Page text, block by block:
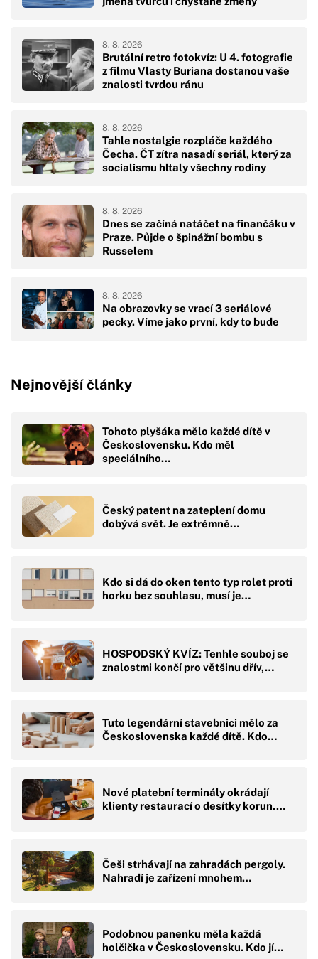
Brutální retro fotokvíz: U 4. fotografie
z filmu Vlasty Buriana dostanou vaše
znalosti tvrdou ránu
8. 8. 2026
Tahle nostalgie rozpláče každého
Čecha. ČT zítra nasadí seriál, který za
socialismu hltaly všechny rodiny
8. 8. 2026
Dnes se začíná natáčet na finančáku v
Praze. Půjde o špinážní bombu s
Russelem
8. 8. 2026
Na obrazovky se vrací 3 seriálové
pecky. Víme jako první, kdy to bude
8. 8. 2026
Nejnovější články
Tohoto plyšáka mělo každé dítě v
Československu. Kdo měl
speciálního…
Český patent na zateplení domu
dobývá svět. Je extrémně…
Kdo si dá do oken tento typ rolet proti
horku bez souhlasu, musí je…
HOSPODSKÝ KVÍZ: Tenhle souboj se
znalostmi končí pro většinu dřív,…
Tuto legendární stavebnici mělo za
Československa každé dítě. Kdo…
Nové platební terminály okrádají
klienty restaurací o desítky korun.…
Češi strhávají na zahradách pergoly.
Nahradí je zařízení mnohem…
Podobnou panenku měla každá
holčička v Československu. Kdo jí…